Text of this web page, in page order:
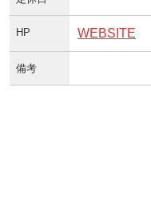
HP WEBSITE
備考